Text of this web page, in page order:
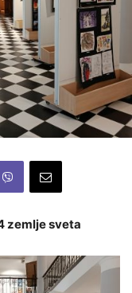
zemlje sveta